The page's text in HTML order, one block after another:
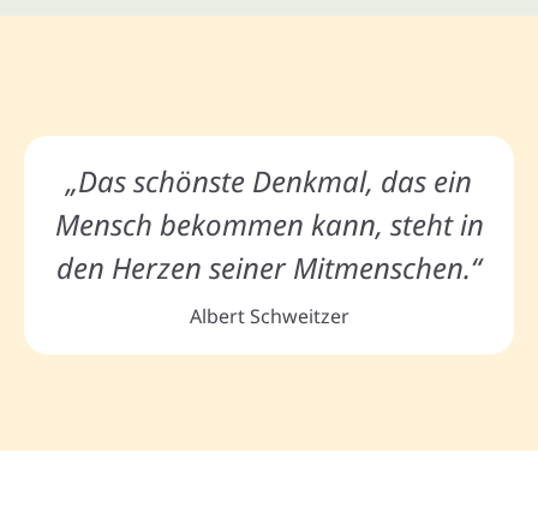
„Das schönste Denkmal, das ein
Mensch bekommen kann, steht in
den Herzen seiner Mitmenschen.“
Albert Schweitzer